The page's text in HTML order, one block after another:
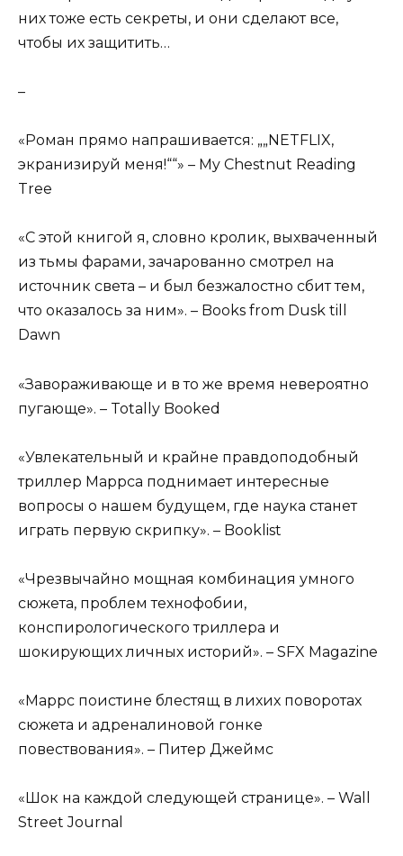
них тоже есть секреты, и они сделают все,
чтобы их защитить…
–
«Роман прямо напрашивается: „„NETFLIX,
экранизируй меня!““» – My Chestnut Reading
Tree
«С этой книгой я, словно кролик, выхваченный
из тьмы фарами, зачарованно смотрел на
источник света – и был безжалостно сбит тем,
что оказалось за ним». – Books from Dusk till
Dawn
«Завораживающе и в то же время невероятно
пугающе». – Totally Booked
«Увлекательный и крайне правдоподобный
триллер Маррса поднимает интересные
вопросы о нашем будущем, где наука станет
играть первую скрипку». – Booklist
«Чрезвычайно мощная комбинация умного
сюжета, проблем технофобии,
конспирологического триллера и
шокирующих личных историй». – SFX Magazine
«Маррс поистине блестящ в лихих поворотах
сюжета и адреналиновой гонке
повествования». – Питер Джеймс
«Шок на каждой следующей странице». – Wall
Street Journal